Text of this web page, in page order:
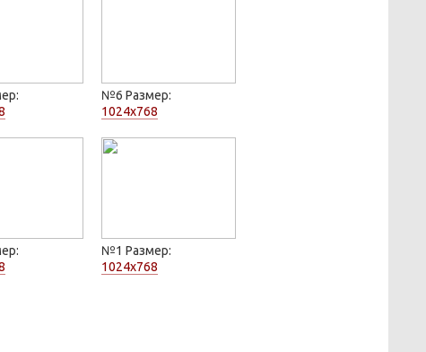
№6 Размер:
1024x768
№1 Размер:
1024x768